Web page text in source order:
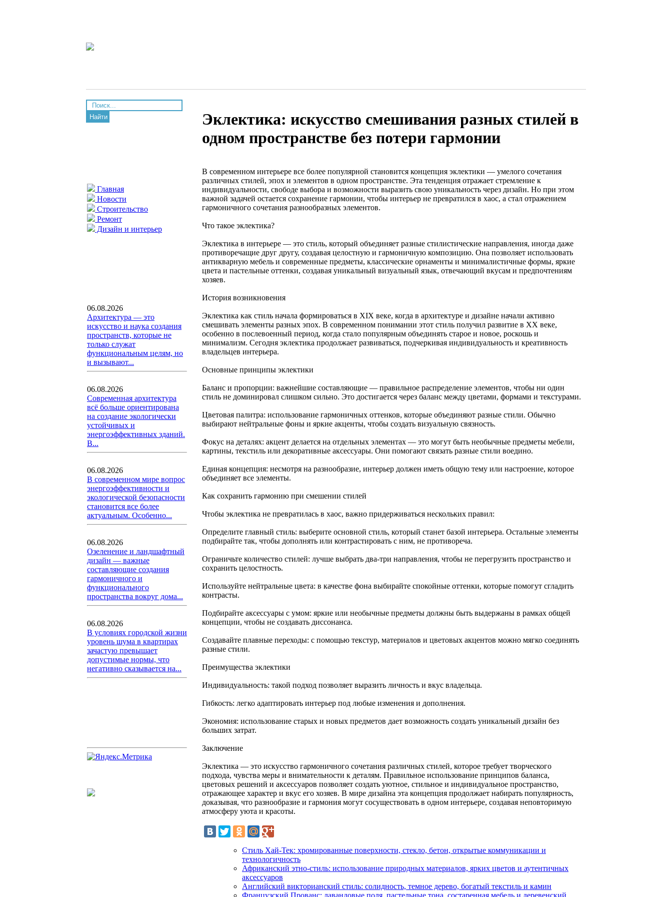
Найти
Главная
Новости
Строительство
Ремонт
Дизайн и интерьер
06.08.2026
Архитектура — это
искусство и наука создания
пространств, которые не
только служат
функциональным целям, но
и вызывают...
06.08.2026
Современная архитектура
всё больше ориентирована
на создание экологически
устойчивых и
энергоэффективных зданий.
В...
06.08.2026
В современном мире вопрос
энергоэффективности и
экологической безопасности
становится все более
актуальным. Особенно...
06.08.2026
Озеленение и ландшафтный
дизайн — важные
составляющие создания
гармоничного и
функционального
пространства вокруг дома...
06.08.2026
В условиях городской жизни
уровень шума в квартирах
зачастую превышает
допустимые нормы, что
негативно сказывается на...
Эклектика: искусство смешивания разных стилей в
одном пространстве без потери гармонии
В современном интерьере все более популярной становится концепция эклектики — умелого сочетания
различных стилей, эпох и элементов в одном пространстве. Эта тенденция отражает стремление к
индивидуальности, свободе выбора и возможности выразить свою уникальность через дизайн. Но при этом
важной задачей остается сохранение гармонии, чтобы интерьер не превратился в хаос, а стал отражением
гармоничного сочетания разнообразных элементов.
Что такое эклектика?
Эклектика в интерьере — это стиль, который объединяет разные стилистические направления, иногда даже
противоречащие друг другу, создавая целостную и гармоничную композицию. Она позволяет использовать
антикварную мебель и современные предметы, классические орнаменты и минималистичные формы, яркие
цвета и пастельные оттенки, создавая уникальный визуальный язык, отвечающий вкусам и предпочтениям
хозяев.
История возникновения
Эклектика как стиль начала формироваться в XIX веке, когда в архитектуре и дизайне начали активно
смешивать элементы разных эпох. В современном понимании этот стиль получил развитие в XX веке,
особенно в послевоенный период, когда стало популярным объединять старое и новое, роскошь и
минимализм. Сегодня эклектика продолжает развиваться, подчеркивая индивидуальность и креативность
владельцев интерьера.
Основные принципы эклектики
Баланс и пропорции: важнейшие составляющие — правильное распределение элементов, чтобы ни один
стиль не доминировал слишком сильно. Это достигается через баланс между цветами, формами и текстурами.
Цветовая палитра: использование гармоничных оттенков, которые объединяют разные стили. Обычно
выбирают нейтральные фоны и яркие акценты, чтобы создать визуальную связность.
Фокус на деталях: акцент делается на отдельных элементах — это могут быть необычные предметы мебели,
картины, текстиль или декоративные аксессуары. Они помогают связать разные стили воедино.
Единая концепция: несмотря на разнообразие, интерьер должен иметь общую тему или настроение, которое
объединяет все элементы.
Как сохранить гармонию при смешении стилей
Чтобы эклектика не превратилась в хаос, важно придерживаться нескольких правил:
Определите главный стиль: выберите основной стиль, который станет базой интерьера. Остальные элементы
подбирайте так, чтобы дополнять или контрастировать с ним, не противореча.
Ограничьте количество стилей: лучше выбрать два-три направления, чтобы не перегрузить пространство и
сохранить целостность.
Используйте нейтральные цвета: в качестве фона выбирайте спокойные оттенки, которые помогут сгладить
контрасты.
Подбирайте аксессуары с умом: яркие или необычные предметы должны быть выдержаны в рамках общей
концепции, чтобы не создавать диссонанса.
Создавайте плавные переходы: с помощью текстур, материалов и цветовых акцентов можно мягко соединять
разные стили.
Преимущества эклектики
Индивидуальность: такой подход позволяет выразить личность и вкус владельца.
Гибкость: легко адаптировать интерьер под любые изменения и дополнения.
Экономия: использование старых и новых предметов дает возможность создать уникальный дизайн без
больших затрат.
Заключение
Эклектика — это искусство гармоничного сочетания различных стилей, которое требует творческого
подхода, чувства меры и внимательности к деталям. Правильное использование принципов баланса,
цветовых решений и аксессуаров позволяет создать уютное, стильное и индивидуальное пространство,
отражающее характер и вкус его хозяев. В мире дизайна эта концепция продолжает набирать популярность,
доказывая, что разнообразие и гармония могут сосуществовать в одном интерьере, создавая неповторимую
атмосферу уюта и красоты.
Стиль Хай-Тек: хромированные поверхности, стекло, бетон, открытые коммуникации и
технологичность
Африканский этно-стиль: использование природных материалов, ярких цветов и аутентичных
аксессуаров
Английский викторианский стиль: солидность, темное дерево, богатый текстиль и камин
Французский Прованс: лавандовые поля, пастельные тона, состаренная мебель и деревенский